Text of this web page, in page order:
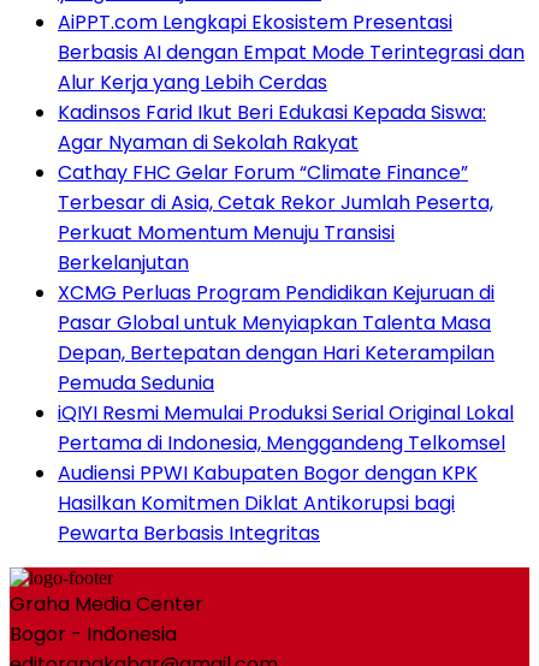
AiPPT.com Lengkapi Ekosistem Presentasi
Berbasis AI dengan Empat Mode Terintegrasi dan
Alur Kerja yang Lebih Cerdas
Kadinsos Farid Ikut Beri Edukasi Kepada Siswa:
Agar Nyaman di Sekolah Rakyat
Cathay FHC Gelar Forum “Climate Finance”
Terbesar di Asia, Cetak Rekor Jumlah Peserta,
Perkuat Momentum Menuju Transisi
Berkelanjutan
XCMG Perluas Program Pendidikan Kejuruan di
Pasar Global untuk Menyiapkan Talenta Masa
Depan, Bertepatan dengan Hari Keterampilan
Pemuda Sedunia
iQIYI Resmi Memulai Produksi Serial Original Lokal
Pertama di Indonesia, Menggandeng Telkomsel
Audiensi PPWI Kabupaten Bogor dengan KPK
Hasilkan Komitmen Diklat Antikorupsi bagi
Pewarta Berbasis Integritas
Graha Media Center
Bogor - Indonesia